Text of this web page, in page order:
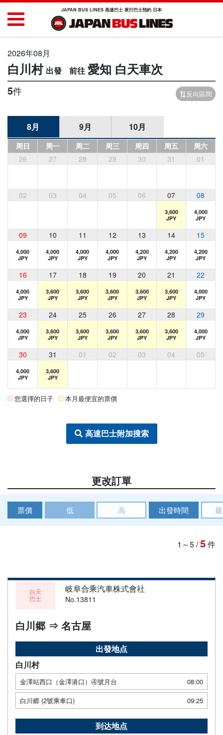
JAPAN BUS LINES 高速巴士 夜行巴士預約 日本
2026年08月
白川村 愛知 白天車次
5件 反向區間
8月 9月 10月
周日 周一 周二 周三 周四 周五
周六
26
27 28 29 30 31 01
02 03 04 05 06 07 08
3,600
JPY
4,000
JPY
09 10 11 12 13 14 15
4,000
JPY
4,000
JPY
4,000
JPY
4,000
JPY
4,200
JPY
4,200
JPY
4,200
JPY
16 17 18 19 20 21 22
4,000
JPY
3,600
JPY
3,600
JPY
3,600
JPY
3,600
JPY
3,600
JPY
4,000
JPY
23 24 25 26 27 28 29
4,000
JPY
3,600
JPY
3,600
JPY
3,600
JPY
3,600
JPY
3,600
JPY
4,000
JPY
30 31 01 02 03 04 05
4,000
JPY
3,600
JPY
您選擇的日子 本月最便宜的票價
高速巴士附加搜索
更改訂單
票價 低 高 出發時間
1～5/5件
白天
巴士
岐阜合乘汽車株式會社
No.13811
白川郷 ⇒ 名古屋
出發地点
白川村
金澤站西口（金澤港口）④號月台
08:00
白川郷 (2號乘車口)
09:25
到达地点